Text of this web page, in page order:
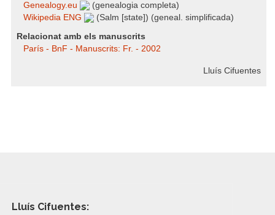
Genealogy.eu
(genealogia completa)
Wikipedia ENG
(Salm [state]) (geneal. simplificada)
Relacionat amb els manuscrits
París - BnF - Manuscrits: Fr. - 2002
Lluís Cifuentes
Lluís Cifuentes: